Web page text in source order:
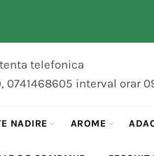
telefonica
0741468605 interval orar
NADIRE AROME